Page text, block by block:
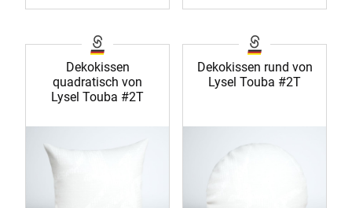
Dekokissen
quadratisch von
Lysel Touba #2T
Dekokissen rund von
Lysel Touba #2T